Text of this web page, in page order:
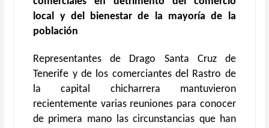
local y del bienestar de la mayoría de la
población
Representantes de Drago Santa Cruz de
Tenerife y de los comerciantes del Rastro de
la capital chicharrera mantuvieron
recientemente varias reuniones para conocer
de primera mano las circunstancias que han